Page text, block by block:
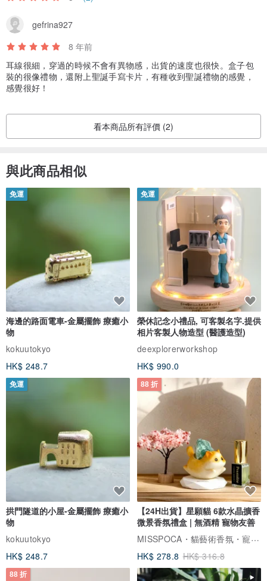
gefrina927
8 年前
耳線很細，穿過的時候不會有異物感，出貨的速度也很快。盒子包
裝的很像禮物，還附上聖誕手寫卡片，有種收到聖誕禮物的感覺，
感覺很好！
看本商品所有評價 (2)
與此商品相似
免運
海邊的路面電車-金屬擺飾 療癒小
物
kokuutokyo
HK$ 248.7
免運
榮休記念小禮品, 可客製名字.提供
相片客製人物造型 (醫護造型)
deexplorerworkshop
HK$ 990.0
免運
拱門隧道的小屋-金屬擺飾 療癒小
物
kokuutokyo
HK$ 248.7
88 折
【24H出貨】星願貓 6款水晶擴香
微景香氛禮盒 | 無酒精 寵物友善
MISSPOCA・貓藝術香氛・寵物友善
HK$ 278.8 HK$ 316.8
88 折